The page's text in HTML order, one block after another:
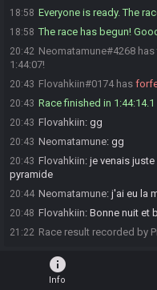
18:58 Everyone is ready. The
18:58 The race has begun!
20:42 Neomatamune#4268 has
1:44:07!
20:43 Flovahkiin#0174 has
20:43 Race finished in 1:44:14.1
20:43 Flovahkiin: gg
20:43 Neomatamune: gg
20:43 Flovahkiin: je venais
pyramide
20:44 Neomatamune: j'ai eu la
20:48 Flovahkiin: Bonne nuit et
21:22 Race result recorded by
info
Info